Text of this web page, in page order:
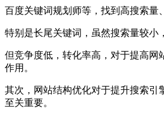
百度关键词规划师等，找到高搜索量
特别是‌长尾关键词‌，虽然搜索量较小，
但竞争度低，转化率高，对于提高网
作用‌。
其次，‌网站结构优化‌对于提升搜索引
至关重要。